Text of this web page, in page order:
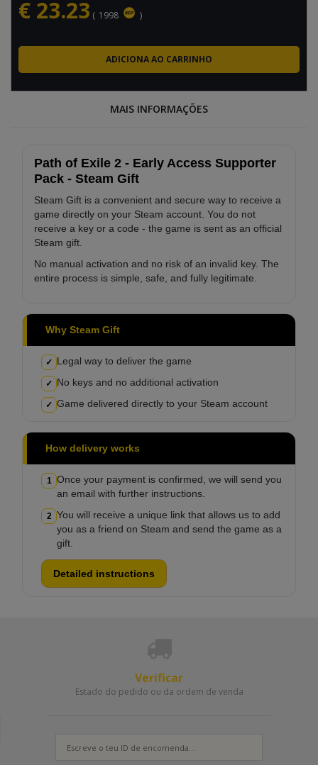
€ 23.23 ( 1998 )
MAIS INFORMAÇÕES
Path of Exile 2 - Early Access Supporter
Pack - Steam Gift
Steam Gift is a convenient and secure way to receive a
game directly on your Steam account. You do not
receive a key or a code - the game is sent as an official
Steam gift.
No manual activation and no risk of an invalid key. The
entire process is simple, safe, and fully legitimate.
Why Steam Gift
✓ Legal way to deliver the game
✓ No keys and no additional activation
✓ Game delivered directly to your Steam account
How delivery works
1 Once your payment is confirmed, we will send you
an email with further instructions.
2 You will receive a unique link that allows us to add
you as a friend on Steam and send the game as a
gift.
Detailed instructions
Verificar
Estado do pedido ou da ordem de venda